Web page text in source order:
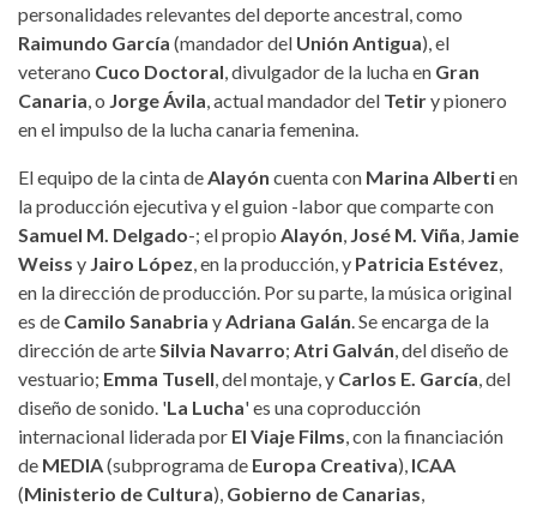
personalidades relevantes del deporte ancestral, como
Raimundo García (mandador del Unión Antigua), el
veterano Cuco Doctoral, divulgador de la lucha en Gran
Canaria, o Jorge Ávila, actual mandador del Tetiry pionero
en el impulso de la lucha canaria femenina.
El equipo de la cinta deAlayón cuenta con Marina Albertien
la producción ejecutiva y el guion -labor que comparte con
Samuel M. Delgado-; el propio Alayón, José M. Viña, Jamie
Weiss y Jairo López, en la producción, y Patricia Estévez,
en la dirección de producción. Por su parte, la música original
es de Camilo Sanabria yAdriana Galán. Se encarga de la
dirección de arteSilvia Navarro; Atri Galván, del diseño de
vestuario; Emma Tusell, del montaje, y Carlos E. García, del
diseño de sonido. 'La Lucha' es una coproducción
internacional liderada por El Viaje Films, con la financiación
de MEDIA(subprograma de Europa Creativa), ICAA
(Ministerio de Cultura), Gobierno de Canarias,